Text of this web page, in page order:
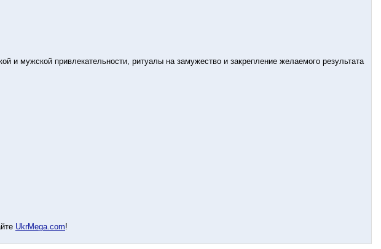
и мужской привлекательности, ритуалы на замужество и закрепление желаемого результата
UkrMega.com!